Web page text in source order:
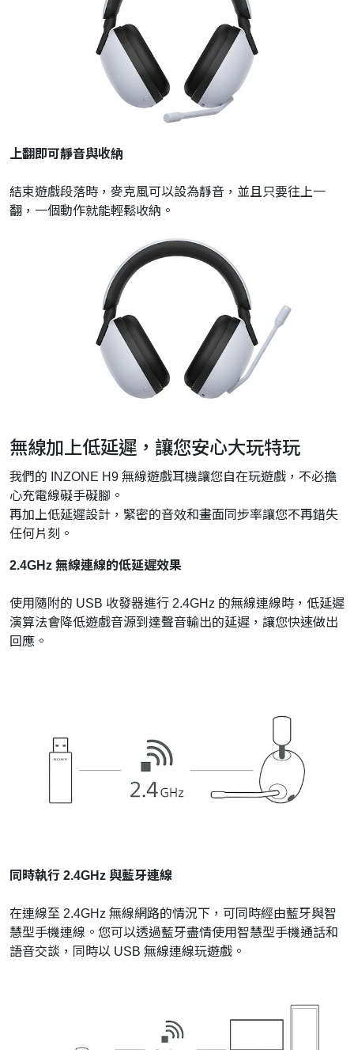
上翻即可靜音與收納
結束遊戲段落時，麥克風可以設為靜音，並且只要往上一
翻，一個動作就能輕鬆收納。
無線加上低延遲，讓您安心大玩特玩
我們的 INZONE H9 無線遊戲耳機讓您自在玩遊戲，不必擔
心充電線礙手礙腳。
再加上低延遲設計，緊密的音效和畫面同步率讓您不再錯失
任何片刻。
2.4GHz 無線連線的低延遲效果
使用隨附的 USB 收發器進行 2.4GHz 的無線連線時，低延遲
演算法會降低遊戲音源到達聲音輸出的延遲，讓您快速做出
回應。
同時執行 2.4GHz 與藍牙連線
在連線至 2.4GHz 無線網路的情況下，可同時經由藍牙與智
慧型手機連線。您可以透過藍牙盡情使用智慧型手機通話和
語音交談，同時以 USB 無線連線玩遊戲。